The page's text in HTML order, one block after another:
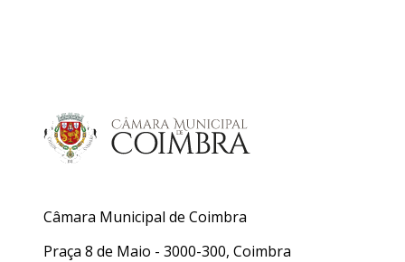
Câmara Municipal de Coimbra
Praça 8 de Maio - 3000-300, Coimbra